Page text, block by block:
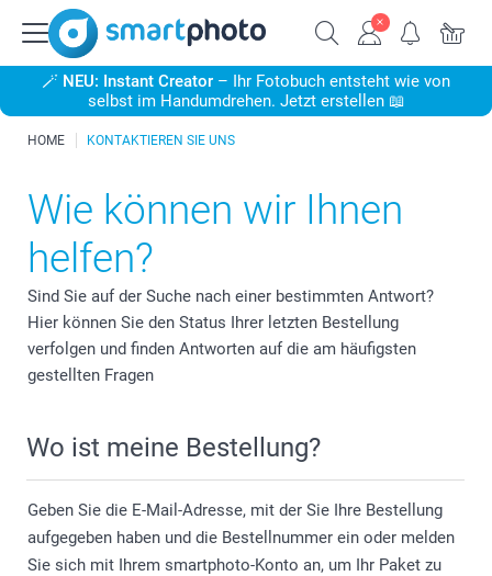
🪄 NEU: Instant Creator – Ihr Fotobuch entsteht wie von
selbst im Handumdrehen. Jetzt erstellen 📖
HOME KONTAKTIEREN SIE UNS
Wie können wir Ihnen
helfen?
Sind Sie auf der Suche nach einer bestimmten Antwort?
Hier können Sie den Status Ihrer letzten Bestellung
verfolgen und finden Antworten auf die am häufigsten
gestellten Fragen
Wo ist meine Bestellung?
Geben Sie die E-Mail-Adresse, mit der Sie Ihre Bestellung
aufgegeben haben und die Bestellnummer ein oder melden
Sie sich mit Ihrem smartphoto-Konto an, um Ihr Paket zu